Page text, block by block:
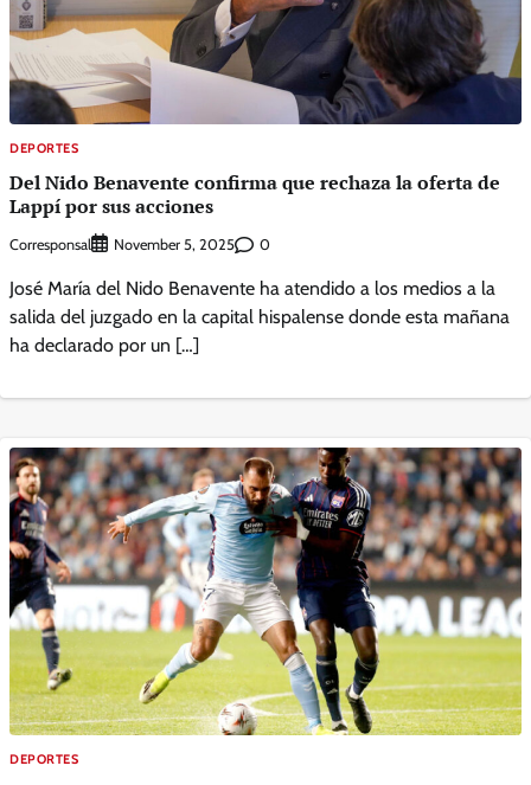
DEPORTES
Del Nido Benavente confirma que rechaza la oferta de
Lappí por sus acciones
Corresponsal November 5, 2025 0
José María del Nido Benavente ha atendido a los medios a la
salida del juzgado en la capital hispalense donde esta mañana
ha declarado por un […]
DEPORTES